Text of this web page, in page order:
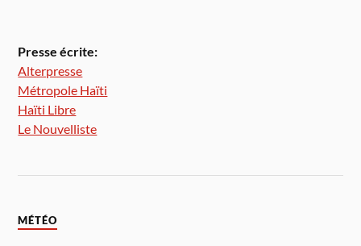
Presse écrite:
Alterpresse
Métropole Haïti
Haïti Libre
Le Nouvelliste
MÉTÉO